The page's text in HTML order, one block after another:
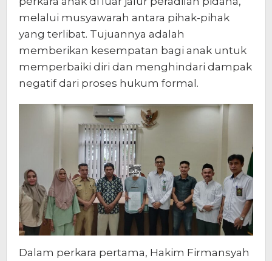
melalui musyawarah antara pihak-pihak
yang terlibat. Tujuannya adalah
memberikan kesempatan bagi anak untuk
memperbaiki diri dan menghindari dampak
negatif dari proses hukum formal.
Dalam perkara pertama, Hakim Firmansyah